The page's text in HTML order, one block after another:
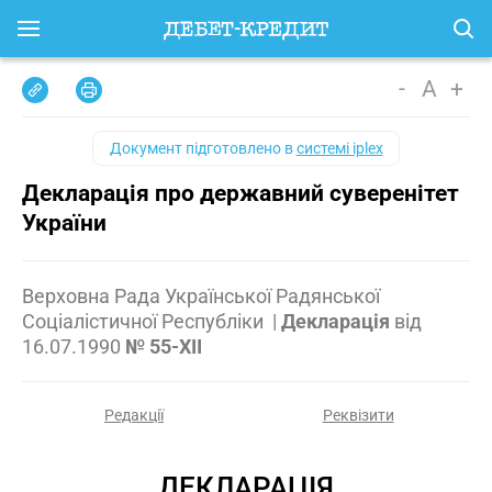
- A +
Документ підготовлено всистемі iplex
Декларація про державний суверенітет
України
Верховна Рада Української Радянської
Соціалістичної Республіки | Декларація від
16.07.1990 № 55-XII
Редакції Реквізити